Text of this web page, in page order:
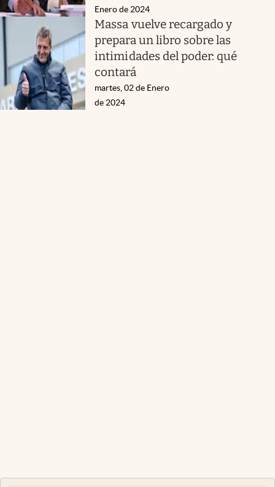
Enero de 2024
Massa vuelve recargado y
prepara un libro sobre las
intimidades del poder: qué
contará
martes, 02 de Enero
de 2024